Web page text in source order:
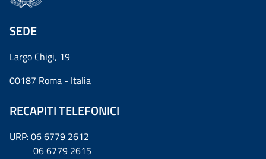
SEDE
Largo Chigi, 19
00187 Roma - Italia
RECAPITI TELEFONICI
URP: 06 6779 2612
06 6779 2615